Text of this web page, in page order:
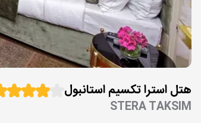
هتل استرا تکسیم استانبول
STERA TAKSIM